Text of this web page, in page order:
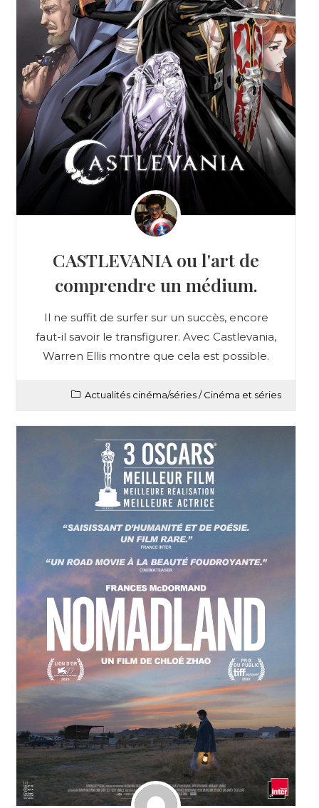
CASTLEVANIA ou l'art de
comprendre un médium.
Il ne suffit de surfer sur un succès, encore
faut-il savoir le transfigurer. Avec Castlevania,
Warren Ellis montre que cela est possible.
Actualités cinéma/séries/Cinéma et séries